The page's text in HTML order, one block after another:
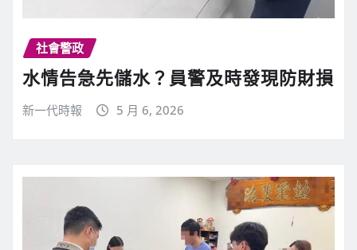
社會警政
水情告急先儲水？員警及時發現防財損
新一代時報 5 月 6, 2026